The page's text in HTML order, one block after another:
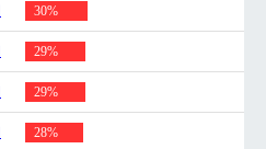
30%
29%
29%
28%